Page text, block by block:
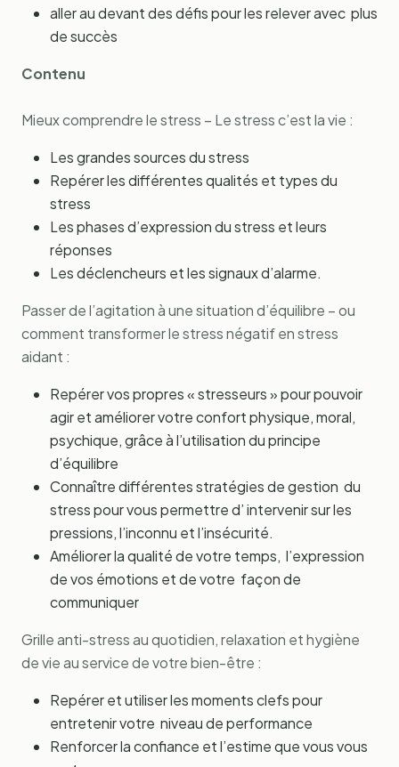
aller au devant des défis pour les relever avec plus
de succès
Contenu
Mieux comprendre le stress – Le stress c’est la vie :
Les grandes sources du stress
Repérer les différentes qualités et types du
stress
Les phases d’expression du stress et leurs
réponses
Les déclencheurs et les signaux d’alarme.
Passer de l’agitation à une situation d’équilibre – ou
comment transformer le stress négatif en stress
aidant :
Repérer vos propres « stresseurs » pour pouvoir
agir et améliorer votre confort physique, moral,
psychique, grâce à l’utilisation du principe
d’équilibre
Connaître différentes stratégies de gestion du
stress pour vous permettre d’ intervenir sur les
pressions, l’inconnu et l’insécurité.
Améliorer la qualité de votre temps, l’expression
de vos émotions et de votre façon de
communiquer
Grille anti-stress au quotidien, relaxation et hygiène
de vie au service de votre bien-être :
Repérer et utiliser les moments clefs pour
entretenir votre niveau de performance
Renforcer la confiance et l’estime que vous vous